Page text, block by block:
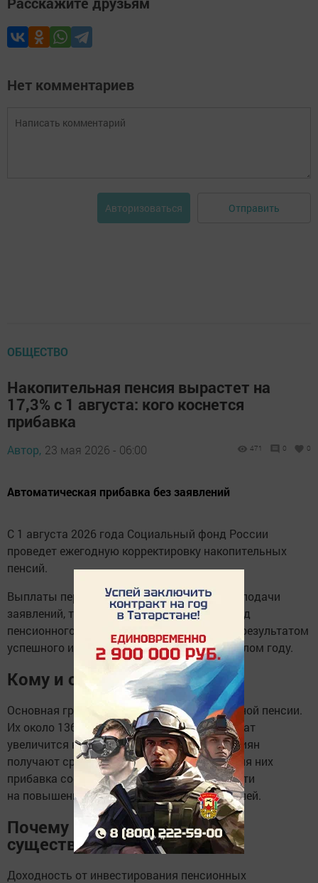
Нет комментариев
Авторизоваться Отправить
ОБЩЕСТВО
Накопительная пенсия вырастет на
17,3% с 1 августа: кого коснется
прибавка
Автор, 23 мая 2026 - 06:00 471 0 0
Автоматическая прибавка без заявлений
С 1 августа 2026 года Социальный фонд России
проведет ежегодную корректировку накопительных
пенсий.
Выплаты пересчитают автоматически, без подачи
заявлений, тем, кому уже назначен такой вид
пенсионного обеспечения. Прибавка стала результатом
успешного инвестирования средств в прошлом году.
Кому и сколько добавят
Основная группа — получатели накопительной пенсии.
Их около 136 тысяч человек, а размер выплат
увеличится на 17,3%. Еще 37,3 тысячи россиян
получают срочную пенсионную выплату; для них
прибавка составит 19,3%. В общей сложности
на повышение направят 8,5 миллиарда рублей.
Почему рост оказался
существенным
Доходность от инвестирования пенсионных